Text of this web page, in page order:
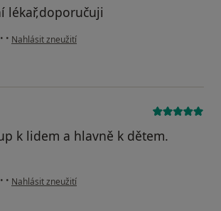
lékař,doporučuji
• • podle názoru uživatele Pacient
Nahlásit zneužití
k lidem a hlavně k dětem.
• • podle názoru uživatele Pacient
Nahlásit zneužití